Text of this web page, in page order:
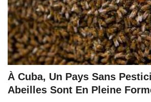
À Cuba, Un Pays Sans
Abeilles Sont En Pleine